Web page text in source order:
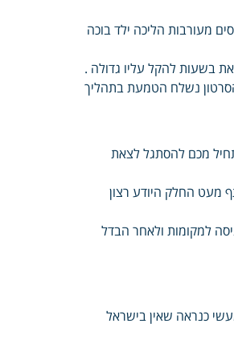
מעורבות הליכה ילד בוכה
נשלח הטמעת בתהליך
מכם להסתגל לצאת
מעט החלק היודע רצון
למקומות ולאחר הבדל
כנראה שאין בישראל